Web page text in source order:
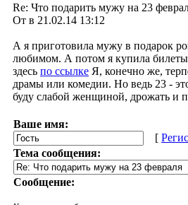
Re: Что подарить мужу на 23
От в 21.02.14 13:12
А я приготовила мужу в подарок
любимом. А потом я купила
здесь по ссылке Я, конечно же,
драмы или комедии. Но ведь 23 -
буду слабой женщиной, дрожать и
Ваше имя:
[
Тема сообщения:
Сообщение: